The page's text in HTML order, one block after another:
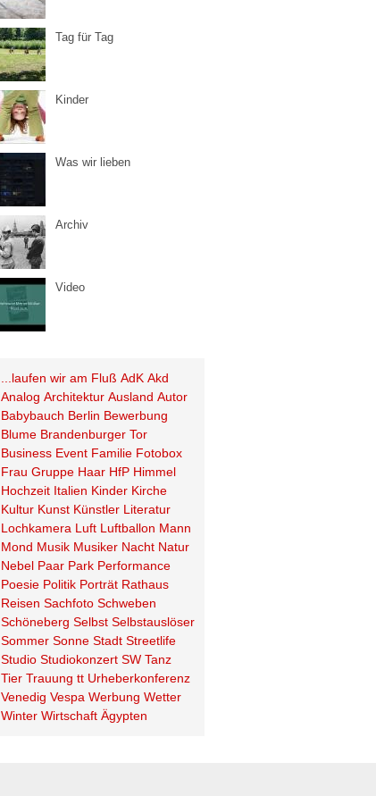
Tag für Tag
Kinder
Was wir lieben
Archiv
Video
...laufen wir am Fluß AdK Akd
Analog Architektur Ausland Autor
Babybauch Berlin Bewerbung
Blume Brandenburger Tor
Business Event Familie Fotobox
Frau Gruppe Haar HfP Himmel
Hochzeit Italien Kinder Kirche
Kultur Kunst Künstler Literatur
Lochkamera Luft Luftballon Mann
Mond Musik Musiker Nacht Natur
Nebel Paar Park Performance
Poesie Politik Porträt Rathaus
Reisen Sachfoto Schweben
Schöneberg Selbst Selbstauslöser
Sommer Sonne Stadt Streetlife
Studio Studiokonzert SW Tanz
Tier Trauung tt Urheberkonferenz
Venedig Vespa Werbung Wetter
Winter Wirtschaft Ägypten